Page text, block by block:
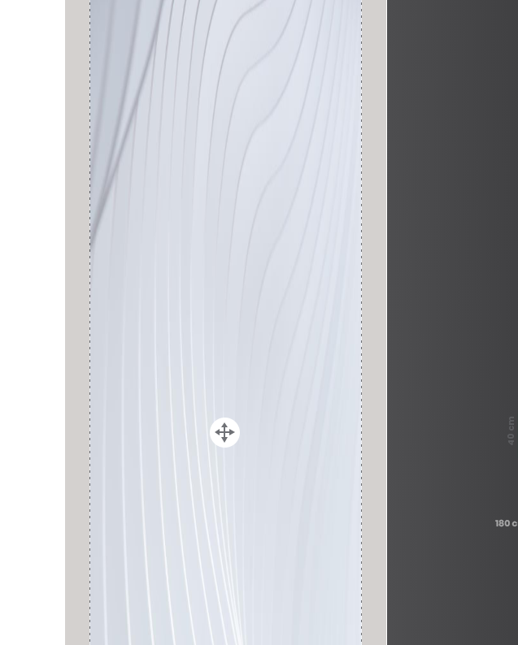
40 cm